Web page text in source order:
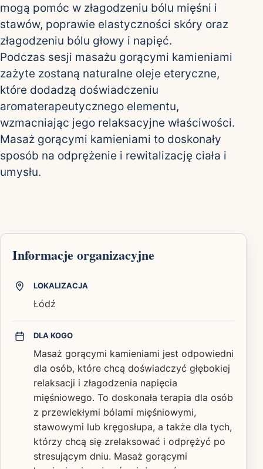
mogą pomóc w złagodzeniu bólu mięśni i
stawów, poprawie elastyczności skóry oraz
złagodzeniu bólu głowy i napięć.
Podczas sesji masażu gorącymi kamieniami
zażyte zostaną naturalne oleje eteryczne,
które dodadzą doświadczeniu
aromaterapeutycznego elementu,
wzmacniając jego relaksacyjne właściwości.
Masaż gorącymi kamieniami to doskonały
sposób na odprężenie i rewitalizację ciała i
umysłu.
Informacje organizacyjne
LOKALIZACJA
Łódź
DLA KOGO
Masaż gorącymi kamieniami jest odpowiedni
dla osób, które chcą doświadczyć głębokiej
relaksacji i złagodzenia napięcia
mięśniowego. To doskonała terapia dla osób
z przewlekłymi bólami mięśniowymi,
stawowymi lub kręgosłupa, a także dla tych,
którzy chcą się zrelaksować i odprężyć po
stresującym dniu. Masaż gorącymi